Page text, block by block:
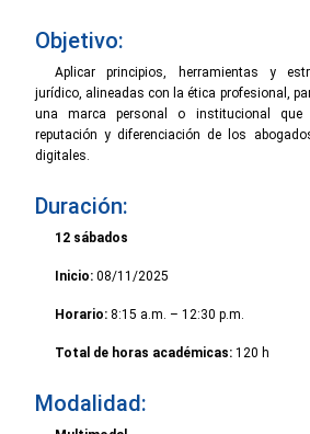
Objetivo:
Aplicar principios, herramientas y
jurídico, alineadas con la ética profesional,
una marca personal o institucional que
reputación y diferenciación de los
digitales.
Duración:
12 sábados
Inicio: 08/11/2025
Horario: 8:15 a.m. – 12:30 p.m.
Total de horas académicas: 120 h
Modalidad: